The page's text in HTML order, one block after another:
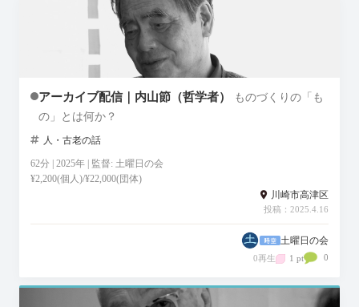
アーカイブ配信｜内山節（哲学者）
ものづくりの「も
の」とは何か？
人・古老の話
62分 | 2025年 | 監督: 土曜日の会
¥2,200(個人)/¥22,000(団体)
川崎市高津区
投稿：2025.4.16
土曜日の会
0再生 1 pt 0